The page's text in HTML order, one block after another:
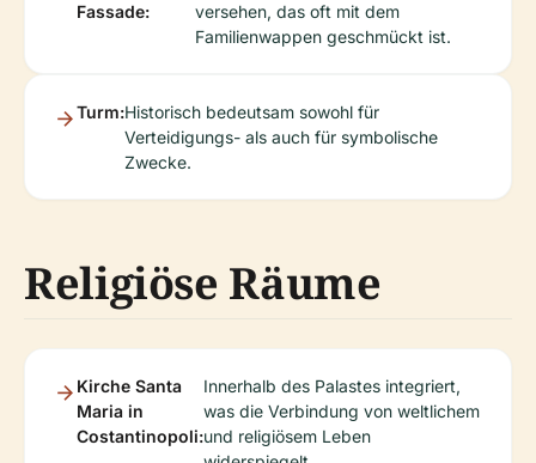
Fassade:
versehen, das oft mit dem
Familienwappen geschmückt ist.
Turm:Historisch bedeutsam sowohl für
Verteidigungs- als auch für symbolische
Zwecke.
Religiöse Räume
Kirche Santa
Maria in
Costantinopoli:
Innerhalb des Palastes integriert,
was die Verbindung von weltlichem
und religiösem Leben